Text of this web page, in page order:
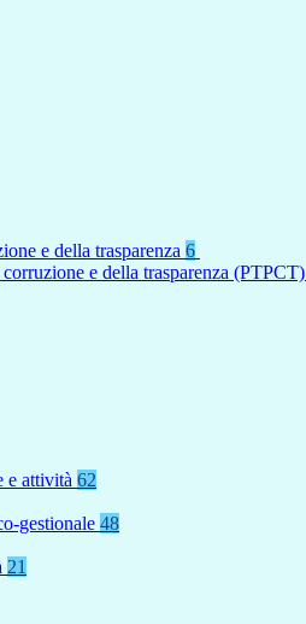
e della trasparenza 6
e della trasparenza (PTPCT)
e attività 62
gestionale 48
21